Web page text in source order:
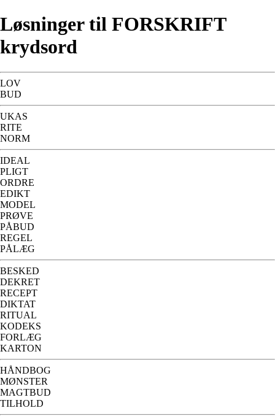
Løsninger til FORSKRIFT
krydsord
LOV
BUD
UKAS
RITE
NORM
IDEAL
PLIGT
ORDRE
EDIKT
MODEL
PRØVE
PÅBUD
REGEL
PÅLÆG
BESKED
DEKRET
RECEPT
DIKTAT
RITUAL
KODEKS
FORLÆG
KARTON
HÅNDBOG
MØNSTER
MAGTBUD
TILHOLD